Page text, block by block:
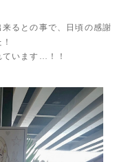
るとの事で、日頃の感謝
います…！！